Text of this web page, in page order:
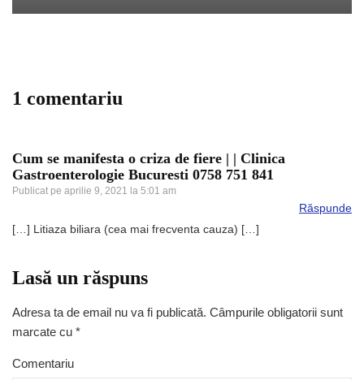
1 comentariu
Cum se manifesta o criza de fiere | | Clinica
Gastroenterologie Bucuresti 0758 751 841
Publicat pe aprilie 9, 2021 la 5:01 am
Răspunde
[…] Litiaza biliara (cea mai frecventa cauza) […]
Lasă un răspuns
Adresa ta de email nu va fi publicată. Câmpurile obligatorii sunt
marcate cu *
Comentariu